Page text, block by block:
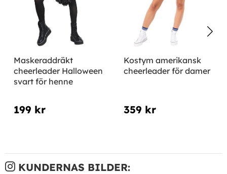
Maskeraddräkt
cheerleader Halloween
svart för henne
199 kr
Kostym amerikansk
cheerleader för damer
359 kr
KUNDERNAS BILDER: